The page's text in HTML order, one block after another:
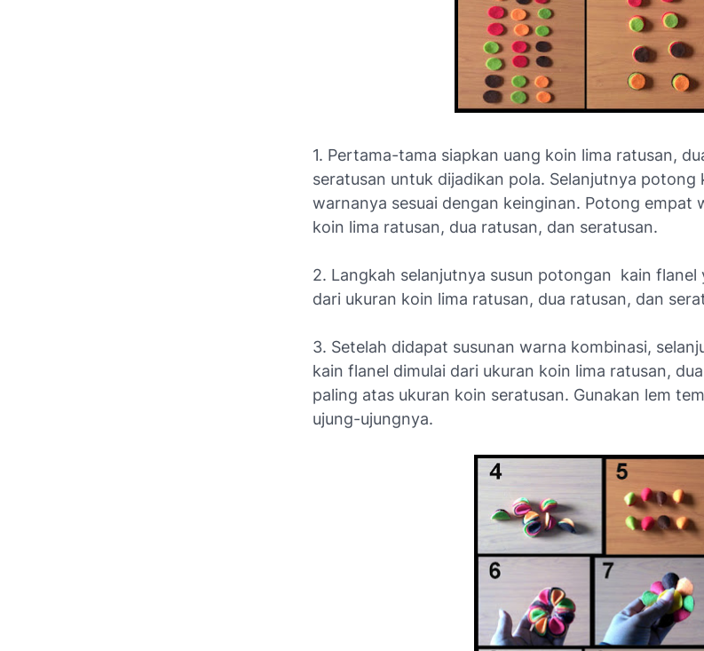
1. Pertama-tama siapkan uang koin lima ratusan,
seratusan untuk dijadikan pola. Selanjutnya potong
warnanya sesuai dengan keinginan. Potong empat
koin lima ratusan, dua ratusan, dan seratusan.
2. Langkah selanjutnya susun potongan kain flanel
dari ukuran koin lima ratusan, dua ratusan, dan
3. Setelah didapat susunan warna kombinasi,
kain flanel dimulai dari ukuran koin lima ratusan,
paling atas ukuran koin seratusan. Gunakan lem
ujung-ujungnya.